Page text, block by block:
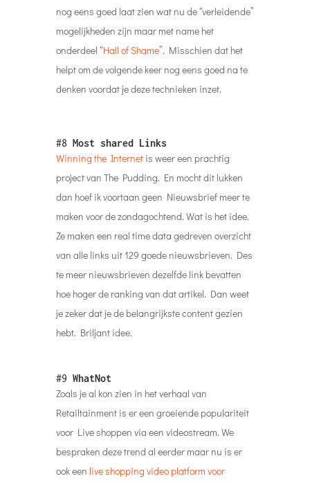
nog eens goed laat zien wat nu de “verleidende”
mogelijkheden zijn maar met name het
onderdeel “Hall of Shame”. Misschien dat het
helpt om de volgende keer nog eens goed na te
denken voordat je deze technieken inzet.
#8 Most shared Links
Winning the Internetis weer een prachtig
project van The Pudding. En mocht dit lukken
dan hoef ik voortaan geen Nieuwsbrief meer te
maken voor de zondagochtend. Wat is het idee.
Ze maken een real time data gedreven overzicht
van alle links uit 129 goede nieuwsbrieven. Des
te meer nieuwsbrieven dezelfde link bevatten
hoe hoger de ranking van dat artikel. Dan weet
je zeker dat je de belangrijkste content gezien
hebt. Briljant idee.
#9 WhatNot
Zoals je al kon zien in het verhaal van
Retailtainment is er een groeiende populariteit
voor Live shoppen via een videostream. We
bespraken deze trend al eerder maar nu is er
ook een live shopping video platform voor